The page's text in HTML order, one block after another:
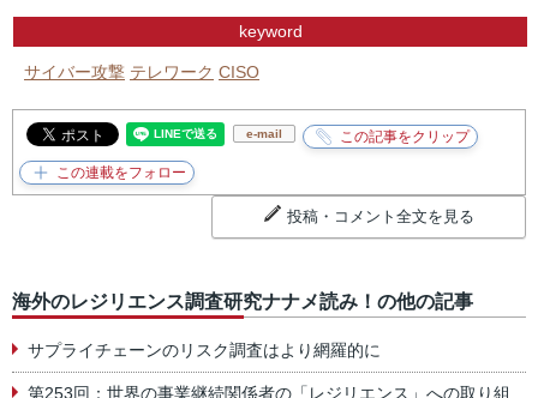
keyword
サイバー攻撃 テレワーク CISO
e-mail
投稿・コメント全文を見る
海外のレジリエンス調査研究ナナメ読み！の他の記事
サプライチェーンのリスク調査はより網羅的に
第253回：世界の事業継続関係者の「レジリエンス」への取り組